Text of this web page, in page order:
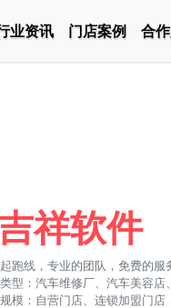
业资讯 门店案例 合
祥软件
跑线，专业的团队，免费的服
型：汽车维修厂、汽车美容店
模：自营门店、连锁加盟门店